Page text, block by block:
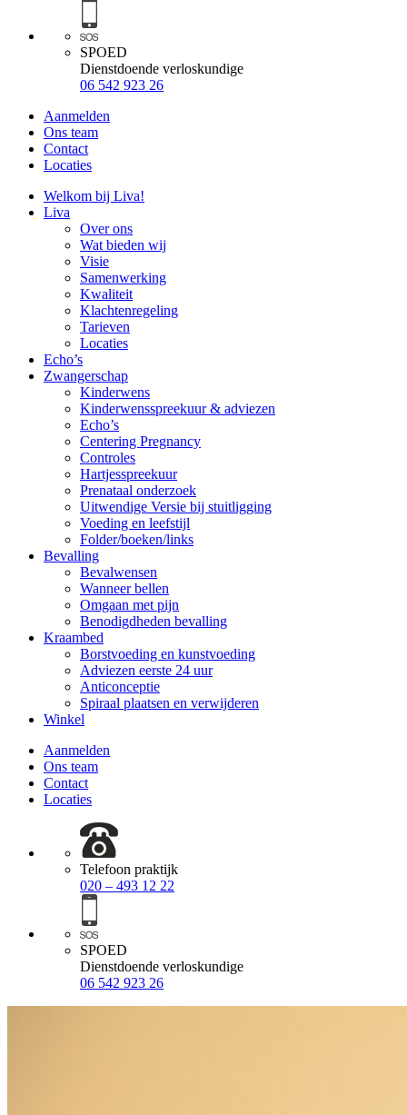
SPOED
Dienstdoende verloskundige
06 542 923 26
Aanmelden
Ons team
Contact
Locaties
Welkom bij Liva!
Liva
Over ons
Wat bieden wij
Visie
Samenwerking
Kwaliteit
Klachtenregeling
Tarieven
Locaties
Echo’s
Zwangerschap
Kinderwens
Kinderwensspreekuur & adviezen
Echo’s
Centering Pregnancy
Controles
Hartjesspreekuur
Prenataal onderzoek
Uitwendige Versie bij stuitligging
Voeding en leefstijl
Folder/boeken/links
Bevalling
Bevalwensen
Wanneer bellen
Omgaan met pijn
Benodigdheden bevalling
Kraambed
Borstvoeding en kunstvoeding
Adviezen eerste 24 uur
Anticonceptie
Spiraal plaatsen en verwijderen
Winkel
Aanmelden
Ons team
Contact
Locaties
Telefoon praktijk
020 – 493 12 22
SPOED
Dienstdoende verloskundige
06 542 923 26